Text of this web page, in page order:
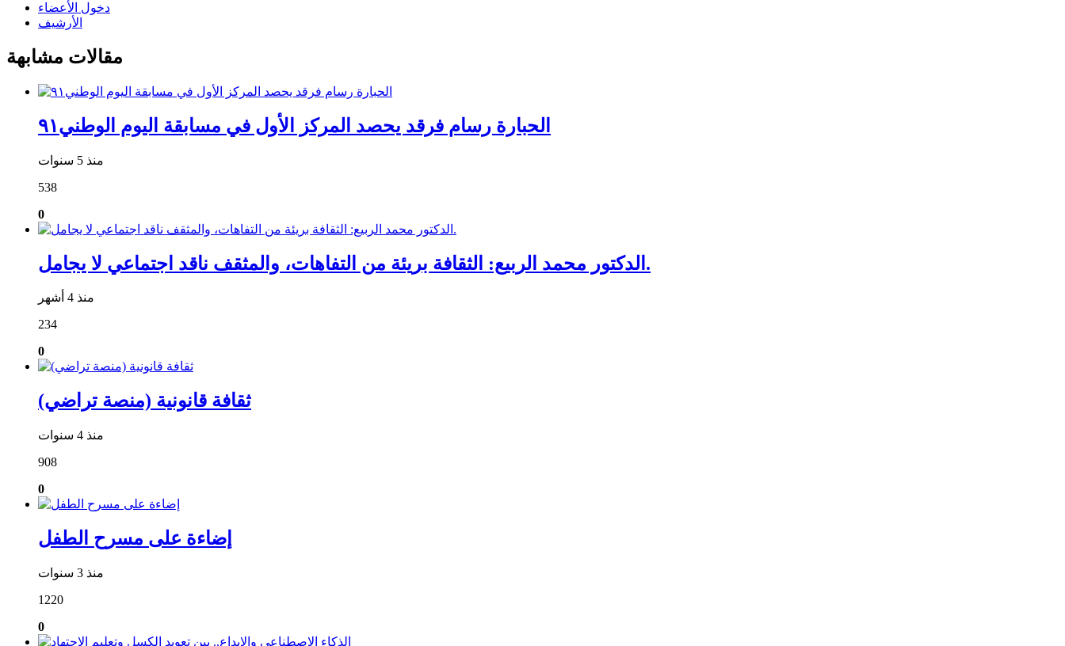
دخول الأعضاء
الأرشيف
مقالات مشابهة
الحبارة رسام فرقد يحصد المركز الأول في مسابقة اليوم الوطني٩١
منذ 5 سنوات
538
0
الدكتور محمد الربيع: الثقافة بريئة من التفاهات، والمثقف ناقد اجتماعي لا يجامل.
منذ 4 أشهر
234
0
ثقافة قانونية (منصة تراضي)
منذ 4 سنوات
908
0
إضاءة على مسرح الطفل
منذ 3 سنوات
1220
0